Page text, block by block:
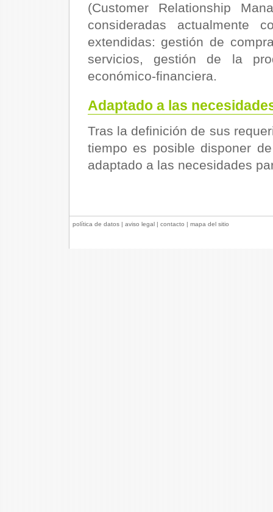
(Customer Relationship
consideradas actualmente
extendidas: gestión de
servicios, gestión de la
económico-financiera.
Adaptado a las
Tras la definición de sus
tiempo es posible disponer
adaptado a las necesidades
política de datos| aviso legal| contacto | mapa del sitio